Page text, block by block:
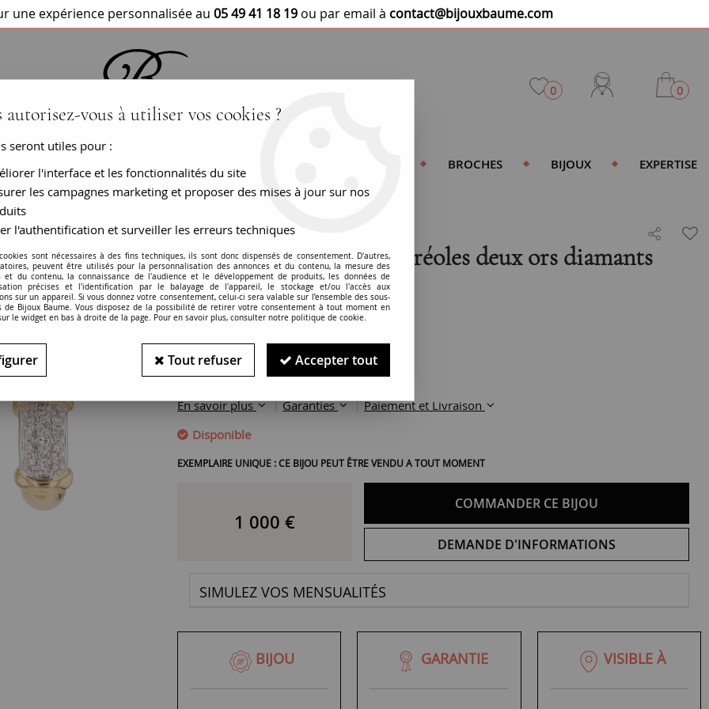
une expérience personnalisée au 05 49 41 18 19 ou par email à contact@bijouxbaume.com
0 0
BROCHES BIJOUX EXPERTISE
Boucles d'oreilles demi créoles deux ors diamants
Boucles d'oreilles demi créoles deux ors diamants
RÉF. : 25-386
Boucle d'oreille ancienne - Très bon état
Ors jaune et blanc - 18 carats
Diamants
En savoir plus
Garanties
Paiement et Livraison
Disponible
EXEMPLAIRE UNIQUE : CE BIJOU PEUT ÊTRE VENDU A TOUT MOMENT
1 000 €
COMMANDER CE BIJOU
DEMANDE D'INFORMATIONS
SIMULEZ VOS MENSUALITÉS
BIJOU GARANTIE VISIBLE À
autorisez-vous à utiliser vos cookies ?
seront utiles pour :
l'interface et les fonctionnalités du site
les campagnes marketing et proposer des mises à jour sur nos
l'authentification et surveiller les erreurs techniques
sont nécessaires à des fins techniques, ils sont donc dispensés de consentement. D'autres,
peuvent être utilisés pour la personnalisation des annonces et du contenu, la mesure des
et du contenu, la connaissance de l'audience et le développement de produits, les données de
précises et l'identification par le balayage de l'appareil, le stockage et/ou l'accès aux
sur un appareil. Si vous donnez votre consentement, celui-ci sera valable sur l’ensemble des sous-
de Bijoux Baume. Vous disposez de la possibilité de retirer votre consentement à tout moment en
le widget en bas à droite de la page. Pour en savoir plus, consulter notre politique de cookie.
Tout refuser Accepter tout